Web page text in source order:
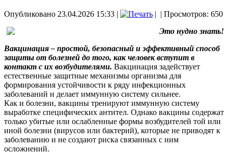
Опубликовано 23.04.2026 15:33 | | | Просмотров: 650
Это нудно знать!
Вакцинация – простой, безопасный и эффективный способ
защиты от болезней до того, как человек вступит в
контакт с их возбудителями. Вакцинация задействует
естественные защитные механизмы организма для
формирования устойчивости к ряду инфекционных
заболеваний и делает иммунную систему сильнее.
Как и болезни, вакцины тренируют иммунную систему
выработке специфических антител. Однако вакцины содержат
только убитые или ослабленные формы возбудителей той или
иной болезни (вирусов или бактерий), которые не приводят к
заболеванию и не создают риска связанных с ним
осложнений.